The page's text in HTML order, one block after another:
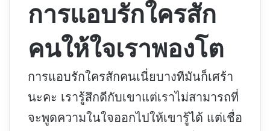
การแอบรักใครสัก
คนให้ใจเราพองโต
การแอบรักใครสักคนเนี่ยบางทีมันก็เศร้า
นะคะ เรารู้สึกดีกับเขาแต่เราไม่สามารถที่
จะพูดความในใจออกไปให้เขารู้ได้ แต่เชื่อ